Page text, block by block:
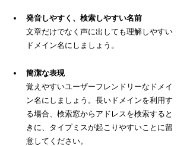
発音しやすく、検索しやすい名前
文章だけでなく声に出しても理解しやすい
ドメイン名にしましょう。
簡潔な表現
覚えやすいユーザーフレンドリーなドメイ
ン名にしましょう。長いドメインを利用す
る場合、検索窓からアドレスを検索すると
きに、タイプミスが起こりやすいことに留
意してください。